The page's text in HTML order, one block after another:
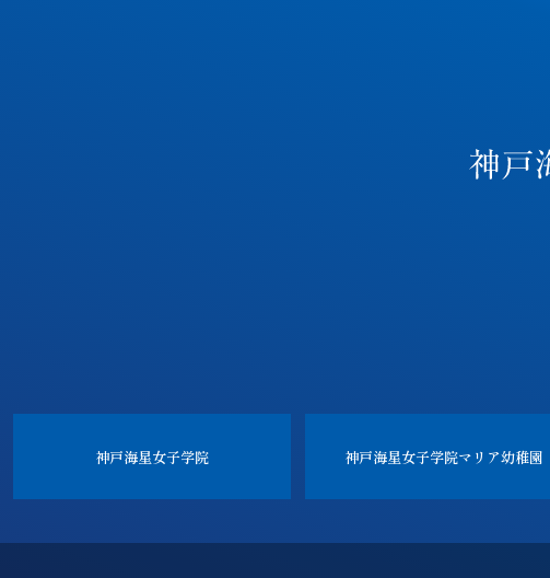
神戸海星女子学院 神戸海星女子学院マリア幼稚園